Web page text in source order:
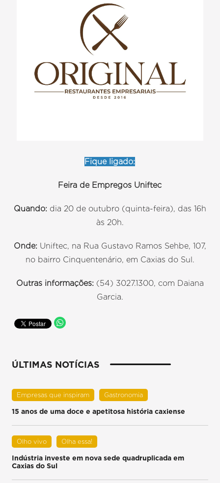
Fique ligado:
Feira de Empregos Uniftec
Quando: dia 20 de outubro (quinta-feira), das 16h
às 20h.
Onde: Uniftec, na Rua Gustavo Ramos Sehbe, 107,
no bairro Cinquentenário, em Caxias do Sul.
Outras informações: (54) 3027.1300, com Daiana
Garcia.
ÚLTIMAS NOTÍCIAS
Empresas que inspiram Gastronomia
15 anos de uma doce e apetitosa história caxiense
Olho vivo Olha essa!
Indústria investe em nova sede quadruplicada em
Caxias do Sul